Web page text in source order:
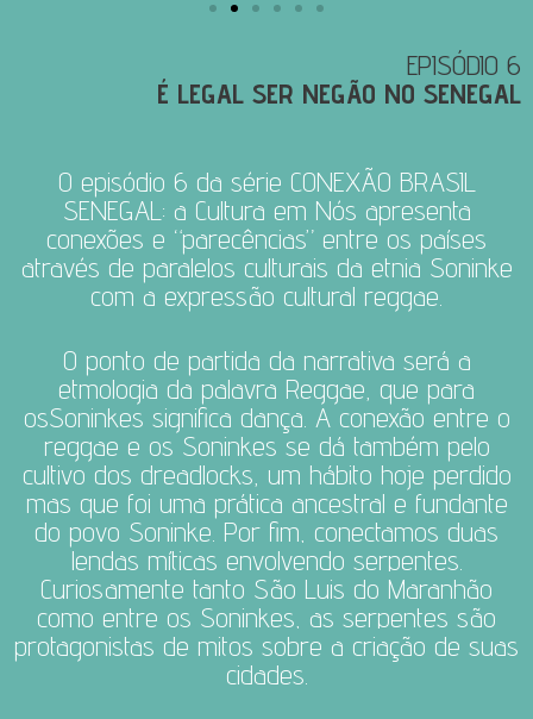
EPISÓDIO 6
É LEGAL SER NEGÃO NO SENEGAL
O episódio 6 da série CONEXÃO BRASIL
SENEGAL: a Cultura em Nós apresenta
conexões e “parecências” entre os países
através de paralelos culturais da etnia Soninke
com a expressão cultural reggae.
O ponto de partida da narrativa será a
etmologia da palavra Reggae, que para
osSoninkes significa dança. A conexão entre o
reggae e os Soninkes se dá também pelo
cultivo dos dreadlocks, um hábito hoje perdido
mas que foi uma prática ancestral e fundante
do povo Soninke. Por fim, conectamos duas
lendas míticas envolvendo serpentes.
Curiosamente tanto São Luis do Maranhão
como entre os Soninkes, as serpentes são
protagonistas de mitos sobre a criação de suas
cidades.